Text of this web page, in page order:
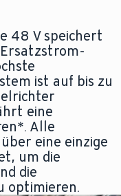
48 V speichert
ist auf bis zu
eine
Alle
eine einzige
um die
die
optimieren.